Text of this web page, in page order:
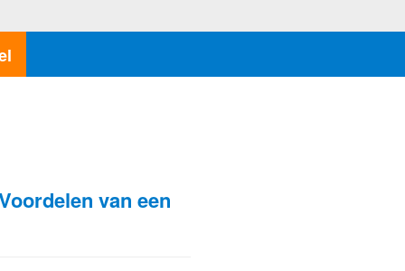
van een